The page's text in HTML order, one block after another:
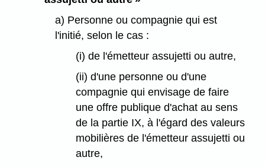
a) Personne ou compagnie qui est
l'initié, selon le cas :
(i) de l'émetteur assujetti ou autre,
(ii) d'une personne ou d'une
compagnie qui envisage de faire
une offre publique d'achat au sens
de la partie IX, à l'égard des valeurs
mobilières de l'émetteur assujetti ou
autre,